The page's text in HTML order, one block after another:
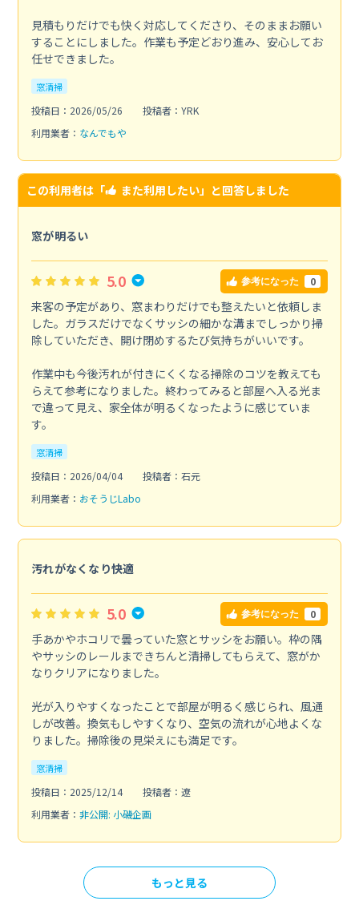
見積もりだけでも快く対応してくださり、そのままお願い
することにしました。作業も予定どおり進み、安心してお
任せできました。
窓清掃
投稿日：2026/05/26
投稿者：YRK
利用業者： なんでもや
この利用者は「 また利用したい」と回答しました
窓が明るい
5.0 参考になった 0
来客の予定があり、窓まわりだけでも整えたいと依頼しま
した。ガラスだけでなくサッシの細かな溝までしっかり掃
除していただき、開け閉めするたび気持ちがいいです。
作業中も今後汚れが付きにくくなる掃除のコツを教えても
らえて参考になりました。終わってみると部屋へ入る光ま
で違って見え、家全体が明るくなったように感じていま
す。
窓清掃
投稿日：2026/04/04
投稿者：石元
利用業者： おそうじLabo
汚れがなくなり快適
5.0 参考になった 0
手あかやホコリで曇っていた窓とサッシをお願い。枠の隅
やサッシのレールまできちんと清掃してもらえて、窓がか
なりクリアになりました。
光が入りやすくなったことで部屋が明るく感じられ、風通
しが改善。換気もしやすくなり、空気の流れが心地よくな
りました。掃除後の見栄えにも満足です。
窓清掃
投稿日：2025/12/14
投稿者：遼
利用業者： 非公開: 小磯企画
もっと見る